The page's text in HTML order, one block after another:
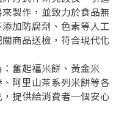
製作，並致力於食品無
加防腐劑、色素等人工
商品送檢，符合現代化
奮起福米餅、黃金米
阿里山茶系列米餅等各
提供給消費者一個安心
？
沒有註冊過，
完成註冊。
好友
code
好友，
喔。
嗎？